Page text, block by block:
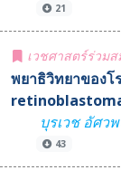
21
เวชศาสตร์ร่วม
พยาธิวิทยาของ
บุรเวช อัศว
43